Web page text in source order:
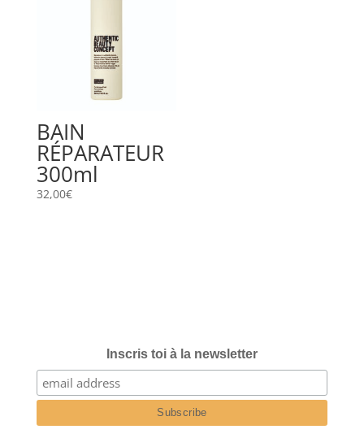
BAIN
RÉPARATEUR
300ml
32,00€
Inscris toi à la newsletter